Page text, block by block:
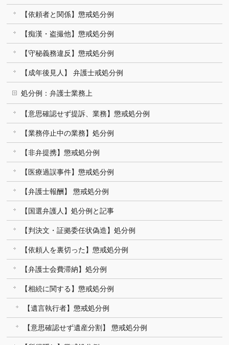
【依頼者と関係】懲戒処分例
【痴漢・盗撮他】懲戒処分例
【守秘義務違反】懲戒処分例
【成年後見人】 弁護士戒処分例
処分例：弁護士業務上
【意思確認せず提訴、業務】懲戒処分例
【業務停止中の業務】処分例
【非弁提携】懲戒処分例
【医療過誤事件】懲戒処分例
【弁護士報酬】 懲戒処分例
【国選弁護人】処分例と記事
【判決文・証拠委任状偽造】処分例
【依頼人を裏切った】懲戒処分例
【弁護士会費滞納】処分例
【相続に関する】懲戒処分例
【遺言執行者】懲戒処分例
【意思確認せず遺産分割】 懲戒処分例